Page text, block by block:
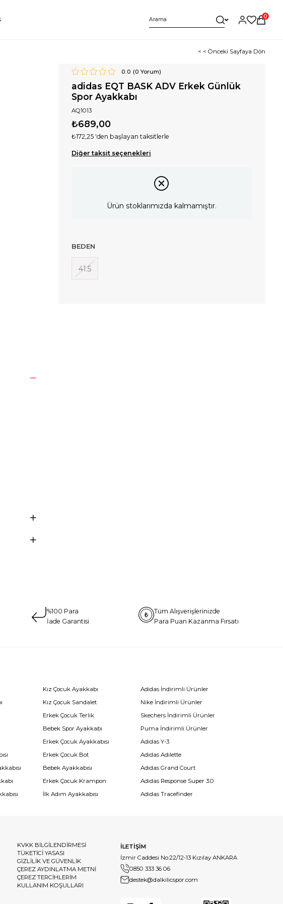
0
< < Önceki Sayfaya Dön
0.0 (0 Yorum)
adidas EQT BASK ADV Erkek Günlük
Spor Ayakkabı
AQ1013
₺689,00
₺172,25 'den başlayan taksitlerle
Diğer taksit seçenekleri
Ürün stoklarımızda kalmamıştır.
BEDEN
41.5
%100 Para
İade Garantisi
Tüm Alışverişlerinizde
Para Puan Kazanma Fırsatı
Kız Çocuk Ayakkabı
Kız Çocuk Sandalet
Erkek Çocuk Terlik
Bebek Spor Ayakkabı
Erkek Çocuk Ayakkabısı
Erkek Çocuk Bot
Bebek Ayakkabısı
Erkek Çocuk Krampon
İlk Adım Ayakkabısı
Adidas İndirimli Ürünler
Nike İndirimli Ürünler
Skechers İndirimli Ürünler
Puma İndirimli Ürünler
Adidas Y-3
Adidas Adilette
Adidas Grand Court
Adidas Response Super 3.0
Adidas Tracefinder
KVKK BİLGİLENDİRMESİ
TÜKETİCİ YASASI
GİZLİLİK VE GÜVENLİK
ÇEREZ AYDINLATMA METNİ
ÇEREZ TERCİHLERİM
KULLANIM KOŞULLARI
İLETİŞİM
İzmir Caddesi No:22/12-13 Kızılay ANKARA
0850 333 36 06
destek@dalkilicspor.com